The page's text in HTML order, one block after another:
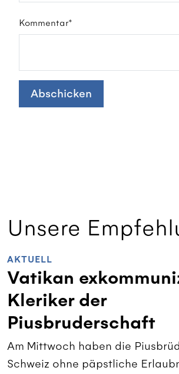
Kommentar*
Abschicken
Unsere
AKTUELL
Vatikan
Kleriker der
Piusbruderschaft
Am Mittwoch haben die
Schweiz ohne päpstliche